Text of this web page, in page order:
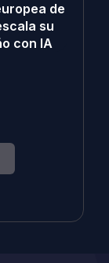
de
su
con IA